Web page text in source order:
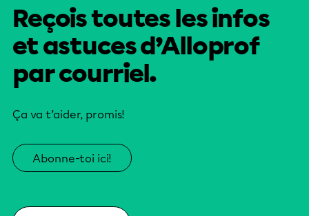
Reçois toutes les infos
et astuces d’Alloprof
par courriel.
Ça va t’aider, promis!
Abonne-toi ici!